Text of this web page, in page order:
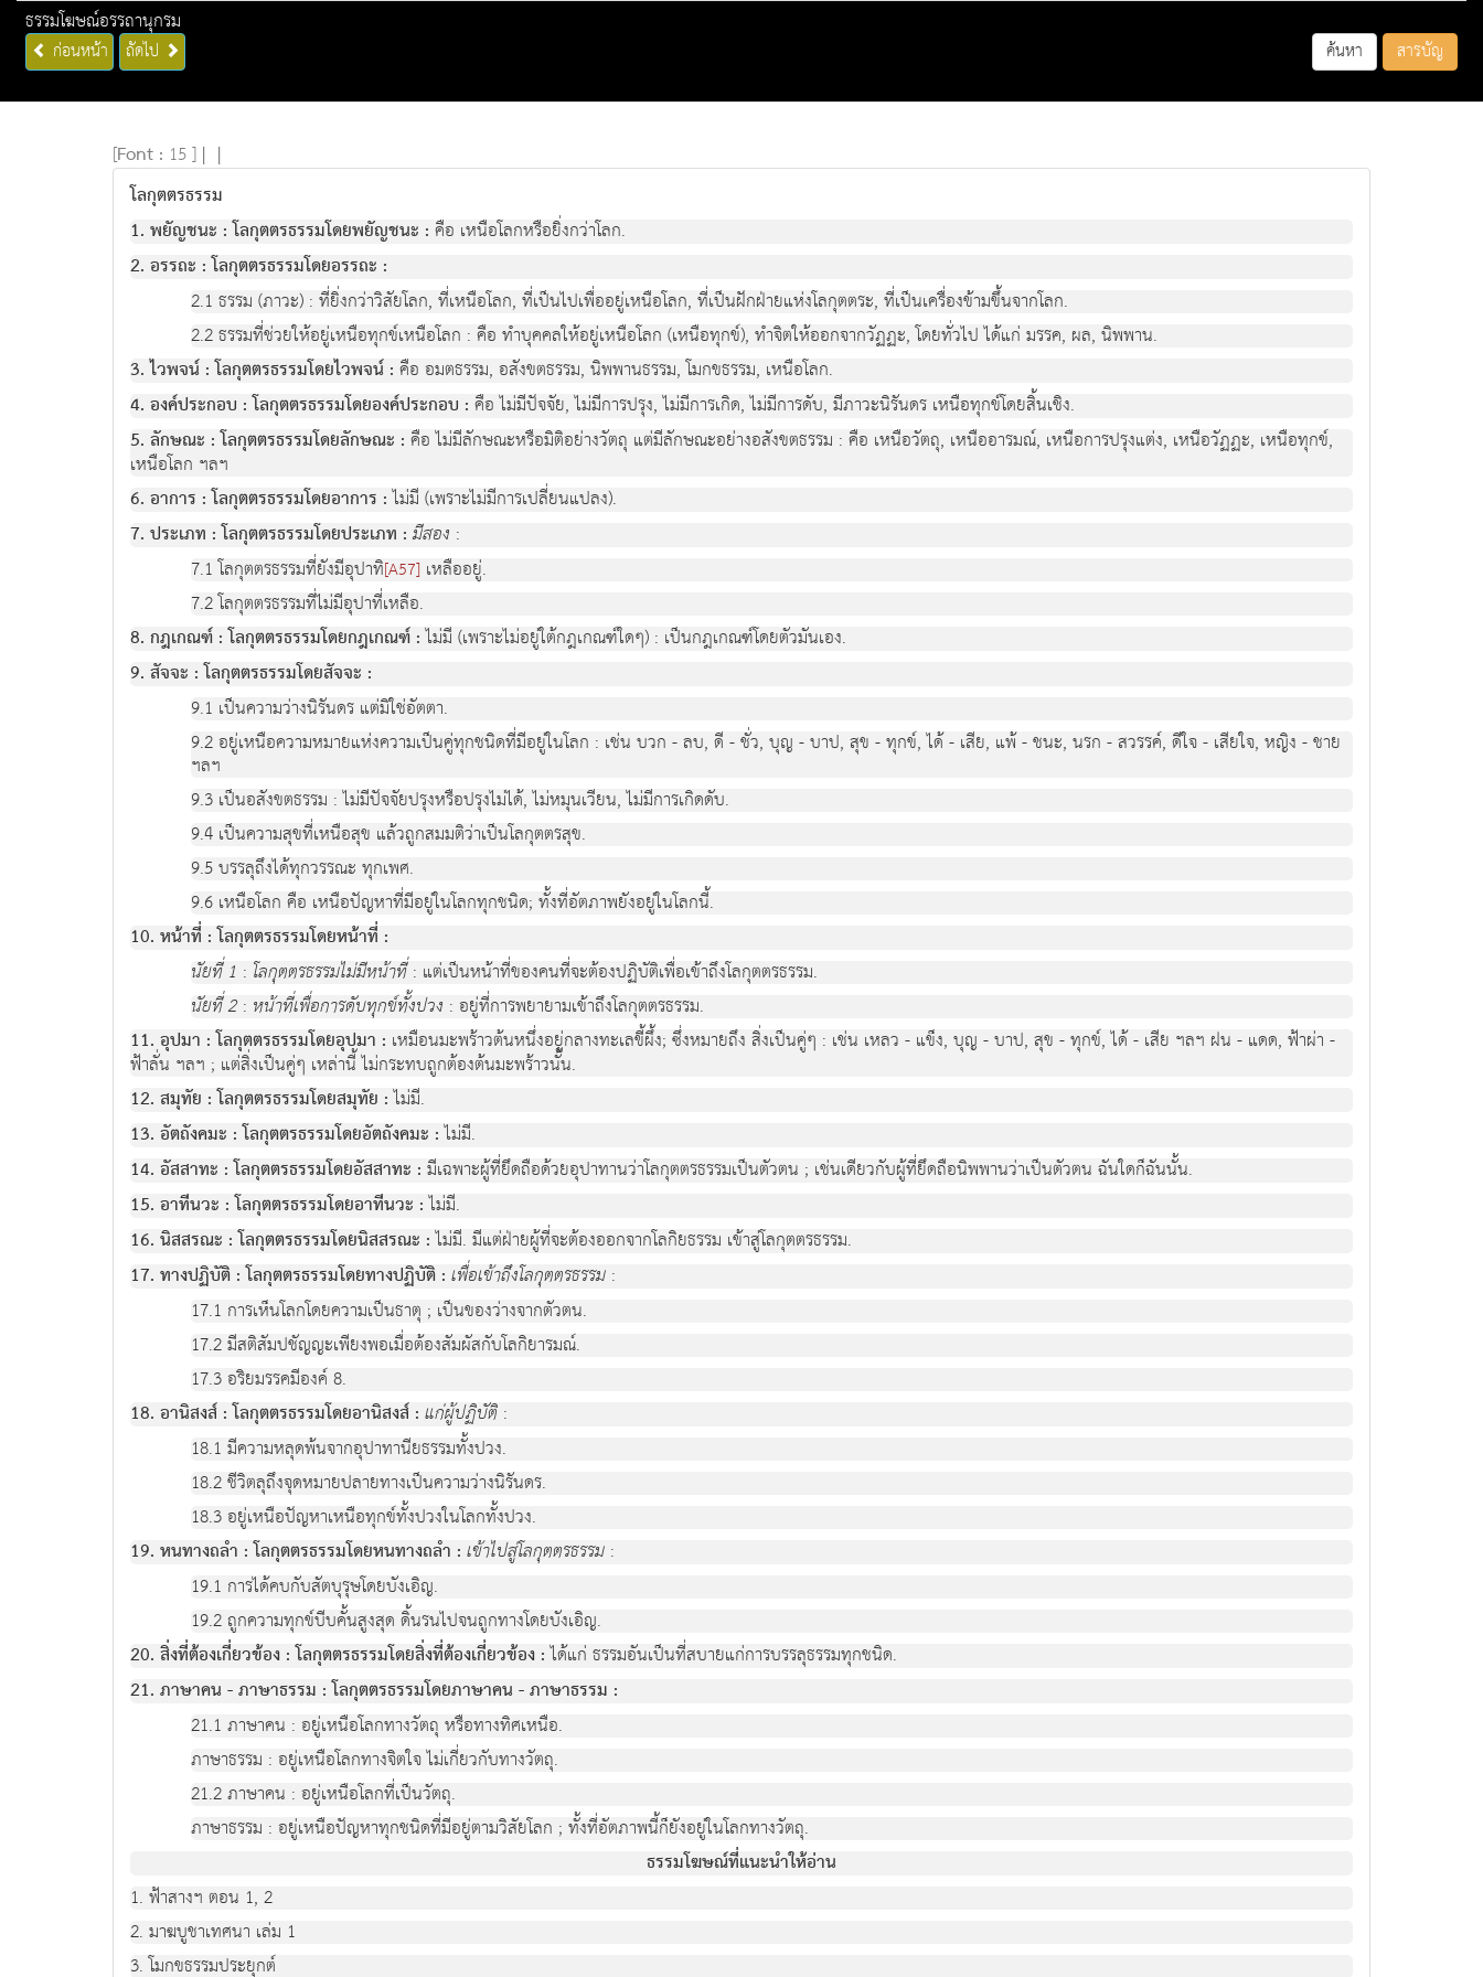
ธรรมโฆษณ์อรรถานุกรม
ก่อนหน้า ถัดไป ค้นหา สารบัญ
[Font : 15 ] | |
โลกุตตรธรรม
1. พยัญชนะ : โลกุตตรธรรมโดยพยัญชนะ : คือ เหนือโลกหรือยิ่งกว่าโลก.
2. อรรถะ : โลกุตตรธรรมโดยอรรถะ :
2.1 ธรรม (ภาวะ) : ที่ยิ่งกว่าวิสัยโลก, ที่เหนือโลก, ที่เป็นไปเพื่ออยู่เหนือโลก, ที่เป็นฝักฝ่ายแห่งโลกุตตระ, ที่เป็นเครื่องข้ามขึ้นจากโลก.
2.2 ธรรมที่ช่วยให้อยู่เหนือทุกข์เหนือโลก : คือ ทำบุคคลให้อยู่เหนือโลก (เหนือทุกข์), ทำจิตให้ออกจากวัฏฏะ, โดยทั่วไป ได้แก่ มรรค, ผล, นิพพาน.
3. ไวพจน์ : โลกุตตรธรรมโดยไวพจน์ : คือ อมตธรรม, อสังขตธรรม, นิพพานธรรม, โมกขธรรม, เหนือโลก.
4. องค์ประกอบ : โลกุตตรธรรมโดยองค์ประกอบ : คือ ไม่มีปัจจัย, ไม่มีการปรุง, ไม่มีการเกิด, ไม่มีการดับ, มีภาวะนิรันดร เหนือทุกข์โดยสิ้นเชิง.
5. ลักษณะ : โลกุตตรธรรมโดยลักษณะ : คือ ไม่มีลักษณะหรือมิติอย่างวัตถุ แต่มีลักษณะอย่างอสังขตธรรม : คือ เหนือวัตถุ, เหนืออารมณ์, เหนือการปรุงแต่ง, เหนือวัฏฏะ, เหนือทุกข์,
เหนือโลก ฯลฯ
6. อาการ : โลกุตตรธรรมโดยอาการ :ไม่มี (เพราะไม่มีการเปลี่ยนแปลง).
7. ประเภท : โลกุตตรธรรมโดยประเภท : มีสอง :
7.1 โลกุตตรธรรมที่ยังมีอุปาทิ[A57] เหลืออยู่.
7.2 โลกุตตรธรรมที่ไม่มีอุปาที่เหลือ.
8. กฎเกณฑ์ : โลกุตตรธรรมโดยกฎเกณฑ์ :ไม่มี (เพราะไม่อยู่ใต้กฎเกณฑ์ใดๆ) : เป็นกฎเกณฑ์โดยตัวมันเอง.
9. สัจจะ : โลกุตตรธรรมโดยสัจจะ :
9.1 เป็นความว่างนิรันดร แต่มิใช่อัตตา.
9.2 อยู่เหนือความหมายแห่งความเป็นคู่ทุกชนิดที่มีอยู่ในโลก : เช่น บวก - ลบ, ดี - ชั่ว, บุญ - บาป, สุข - ทุกข์, ได้ - เสีย, แพ้ - ชนะ, นรก - สวรรค์, ดีใจ - เสียใจ, หญิง - ชาย
ฯลฯ
9.3 เป็นอสังขตธรรม : ไม่มีปัจจัยปรุงหรือปรุงไม่ได้, ไม่หมุนเวียน, ไม่มีการเกิดดับ.
9.4 เป็นความสุขที่เหนือสุข แล้วถูกสมมติว่าเป็นโลกุตตรสุข.
9.5 บรรลุถึงได้ทุกวรรณะ ทุกเพศ.
9.6 เหนือโลก คือ เหนือปัญหาที่มีอยู่ในโลกทุกชนิด; ทั้งที่อัตภาพยังอยู่ในโลกนี้.
10. หน้าที่ : โลกุตตรธรรมโดยหน้าที่ :
นัยที่ 1 : โลกุตตรธรรมไม่มีหน้าที่: แต่เป็นหน้าที่ของคนที่จะต้องปฏิบัติเพื่อเข้าถึงโลกุตตรธรรม.
นัยที่ 2: หน้าที่เพื่อการดับทุกข์ทั้งปวง : อยู่ที่การพยายามเข้าถึงโลกุตตรธรรม.
11. อุปมา : โลกุตตรธรรมโดยอุปมา : เหมือนมะพร้าวต้นหนึ่งอยู่กลางทะเลขี้ผึ้ง; ซึ่งหมายถึง สิ่งเป็นคู่ๆ : เช่น เหลว - แข็ง, บุญ - บาป, สุข - ทุกข์, ได้ - เสีย ฯลฯ ฝน - แดด, ฟ้าผ่า -
ฟ้าลั่น ฯลฯ ; แต่สิ่งเป็นคู่ๆ เหล่านี้ ไม่กระทบถูกต้องต้นมะพร้าวนั้น.
12. สมุทัย : โลกุตตรธรรมโดยสมุทัย :ไม่มี.
13. อัตถังคมะ : โลกุตตรธรรมโดยอัตถังคมะ :ไม่มี.
14. อัสสาทะ : โลกุตตรธรรมโดยอัสสาทะ : มีเฉพาะผู้ที่ยึดถือด้วยอุปาทานว่าโลกุตตรธรรมเป็นตัวตน ; เช่นเดียวกับผู้ที่ยึดถือนิพพานว่าเป็นตัวตน ฉันใดก็ฉันนั้น.
15. อาทีนวะ : โลกุตตรธรรมโดยอาทีนวะ :ไม่มี.
16. นิสสรณะ : โลกุตตรธรรมโดยนิสสรณะ :ไม่มี. มีแต่ฝ่ายผู้ที่จะต้องออกจากโลกิยธรรม เข้าสู่โลกุตตรธรรม.
17. ทางปฏิบัติ : โลกุตตรธรรมโดยทางปฏิบัติ : เพื่อเข้าถึงโลกุตตรธรรม :
17.1 การเห็นโลกโดยความเป็นธาตุ ; เป็นของว่างจากตัวตน.
17.2 มีสติสัมปชัญญะเพียงพอเมื่อต้องสัมผัสกับโลกิยารมณ์.
17.3 อริยมรรคมีองค์ 8.
18. อานิสงส์ : โลกุตตรธรรมโดยอานิสงส์ : แก่ผู้ปฏิบัติ :
18.1 มีความหลุดพ้นจากอุปาทานียธรรมทั้งปวง.
18.2 ชีวิตลุถึงจุดหมายปลายทางเป็นความว่างนิรันดร.
18.3 อยู่เหนือปัญหาเหนือทุกข์ทั้งปวงในโลกทั้งปวง.
19. หนทางถลำ : โลกุตตรธรรมโดยหนทางถลำ : เข้าไปสู่โลกุตตรธรรม :
19.1 การได้คบกับสัตบุรุษโดยบังเอิญ.
19.2 ถูกความทุกข์บีบคั้นสูงสุด ดิ้นรนไปจนถูกทางโดยบังเอิญ.
20. สิ่งที่ต้องเกี่ยวข้อง : โลกุตตรธรรมโดยสิ่งที่ต้องเกี่ยวข้อง :ได้แก่ ธรรมอันเป็นที่สบายแก่การบรรลุธรรมทุกชนิด.
21. ภาษาคน - ภาษาธรรม : โลกุตตรธรรมโดยภาษาคน - ภาษาธรรม :
21.1 ภาษาคน : อยู่เหนือโลกทางวัตถุ หรือทางทิศเหนือ.
ภาษาธรรม : อยู่เหนือโลกทางจิตใจ ไม่เกี่ยวกับทางวัตถุ.
21.2 ภาษาคน : อยู่เหนือโลกที่เป็นวัตถุ.
ภาษาธรรม : อยู่เหนือปัญหาทุกชนิดที่มีอยู่ตามวิสัยโลก ; ทั้งที่อัตภาพนี้ก็ยังอยู่ในโลกทางวัตถุ.
ธรรมโฆษณ์ที่แนะนำให้อ่าน
1. ฟ้าสางฯ ตอน 1, 2
2. มาฆบูชาเทศนา เล่ม 1
3. โมกขธรรมประยุกต์